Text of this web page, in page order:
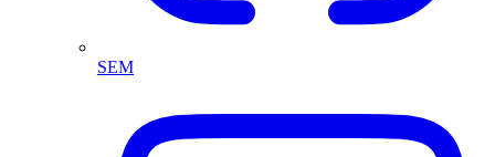
SEM